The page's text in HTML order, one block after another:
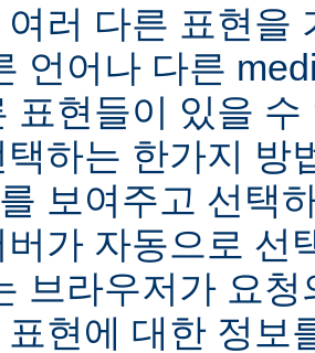
러 다른 표현을
언어나 다른
표현들이 있을
택하는 한가지 방
보여주고 선택
버가 자동으로 선
브라우저가 요
표현에 대한 정보